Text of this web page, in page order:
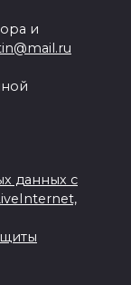
и
данных с